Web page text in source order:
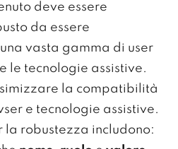
deve essere
da essere
vasta gamma di user
le tecnologie assistive.
la compatibilità
e tecnologie assistive.
la robustezza includono: